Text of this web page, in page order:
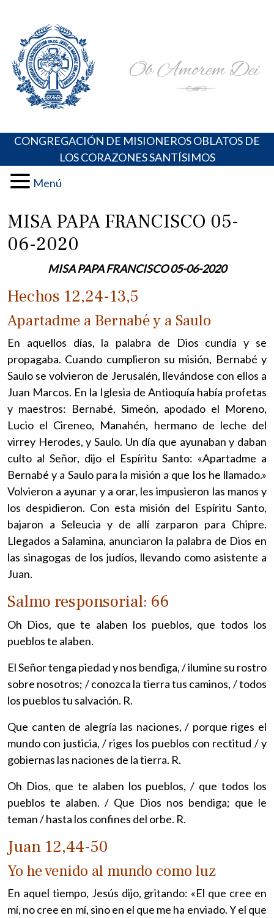
content
Portal de los Padres Oblatos. Advocaciones Marianas,
Oraciones, Música religiosa y más
CONGREGACIÓN DE MISIONEROS OBLATOS DE
LOS CORAZONES SANTÍSIMOS
Menú
MISA PAPA FRANCISCO 05-
06-2020
MISA PAPA FRANCISCO 05-06-2020
Hechos 12,24-13,5
Apartadme a Bernabé y a Saulo
En aquellos días, la palabra de Dios cundía y se
propagaba. Cuando cumplieron su misión, Bernabé y
Saulo se volvieron de Jerusalén, llevándose con ellos a
Juan Marcos. En la Iglesia de Antioquía había profetas
y maestros: Bernabé, Simeón, apodado el Moreno,
Lucio el Cireneo, Manahén, hermano de leche del
virrey Herodes, y Saulo. Un día que ayunaban y daban
culto al Señor, dijo el Espíritu Santo: «Apartadme a
Bernabé y a Saulo para la misión a que los he llamado.»
Volvieron a ayunar y a orar, les impusieron las manos y
los despidieron. Con esta misión del Espíritu Santo,
bajaron a Seleucia y de allí zarparon para Chipre.
Llegados a Salamina, anunciaron la palabra de Dios en
las sinagogas de los judíos, llevando como asistente a
Juan.
Salmo responsorial: 66
Oh Dios, que te alaben los pueblos, que todos los
pueblos te alaben.
El Señor tenga piedad y nos bendiga, / ilumine su rostro
sobre nosotros; / conozca la tierra tus caminos, / todos
los pueblos tu salvación. R.
Que canten de alegría las naciones, / porque riges el
mundo con justicia, / riges los pueblos con rectitud / y
gobiernas las naciones de la tierra. R.
Oh Dios, que te alaben los pueblos, / que todos los
pueblos te alaben. / Que Dios nos bendiga; que le
teman / hasta los confines del orbe. R.
Juan 12,44-50
Yo he venido al mundo como luz
En aquel tiempo, Jesús dijo, gritando: «El que cree en
mí, no cree en mí, sino en el que me ha enviado. Y el que